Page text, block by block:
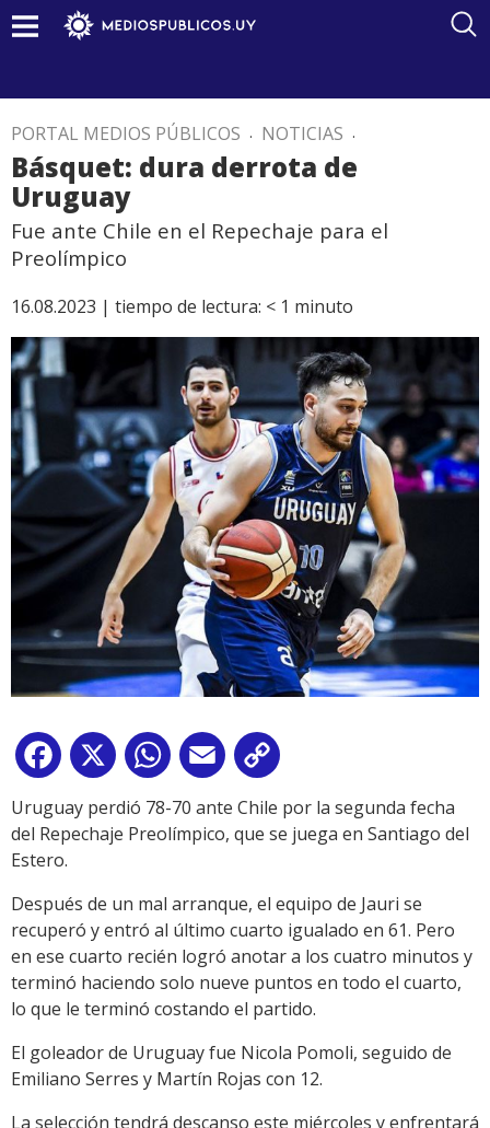
PORTAL MEDIOS PÚBLICOS . NOTICIAS .
Básquet: dura derrota de
Uruguay
Fue ante Chile en el Repechaje para el
Preolímpico
16.08.2023 | tiempo de lectura: < 1 minuto
Facebook
X WhatsApp
Email
Link
Uruguay perdió 78-70 ante Chile por la segunda fecha
del Repechaje Preolímpico, que se juega en Santiago del
Estero.
Después de un mal arranque, el equipo de Jauri se
recuperó y entró al último cuarto igualado en 61. Pero
en ese cuarto recién logró anotar a los cuatro minutos y
terminó haciendo solo nueve puntos en todo el cuarto,
lo que le terminó costando el partido.
El goleador de Uruguay fue Nicola Pomoli, seguido de
Emiliano Serres y Martín Rojas con 12.
La selección tendrá descanso este miércoles y enfrentará